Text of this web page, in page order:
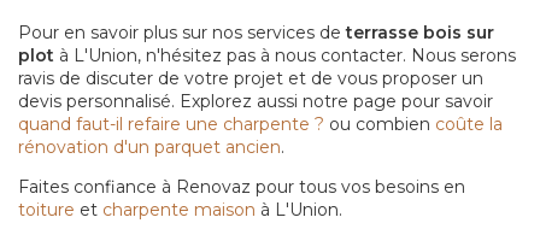
Pour en savoir plus sur nos services deterrasse bois sur
plot à L'Union, n'hésitez pas à nous contacter. Nous serons
ravis de discuter de votre projet et de vous proposer un
devis personnalisé. Explorez aussi notre page pour savoir
quand faut-il refaire une charpente ? ou combien coûte la
rénovation d'un parquet ancien.
Faites confiance à Renovaz pour tous vos besoins en
toiture et charpente maison à L'Union.